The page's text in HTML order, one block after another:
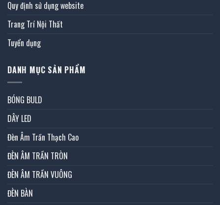
Quy định sử dụng website
Trang Trí Nội Thất
Tuyển dụng
DANH MỤC SẢN PHẨM
BÓNG BULD
DÂY LED
Đèn Âm Trần Thạch Cao
ĐÈN ÂM TRẦN TRÒN
ĐÈN ÂM TRẦN VUÔNG
ĐÈN BÀN